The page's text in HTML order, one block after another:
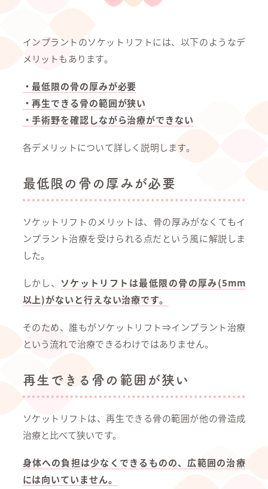
インプラントのソケットリフトには、以下のようなデ
メリットもあります。
・最低限の骨の厚みが必要
・再生できる骨の範囲が狭い
・手術野を確認しながら治療ができない
各デメリットについて詳しく説明します。
最低限の骨の厚みが必要
ソケットリフトのメリットは、骨の厚みがなくてもイ
ンプラント治療を受けられる点だという風に解説しま
した。
しかし、 ソケットリフトは最低限の骨の厚み(5mm
以上)がないと行えない治療です。
そのため、誰もがソケットリフト⇒インプラント治療
という流れで治療できるわけではありません。
再生できる骨の範囲が狭い
ソケットリフトは、再生できる骨の範囲が他の骨造成
治療と比べて狭いです。
身体への負担は少なくできるものの、広範囲の治療
には向いていません。